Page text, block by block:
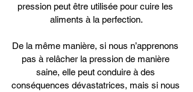
pression peut être utilisée pour cuire les
aliments à la perfection.
De la même manière, si nous n’apprenons
pas à relâcher la pression de manière
saine, elle peut conduire à des
conséquences dévastatrices, mais si nous